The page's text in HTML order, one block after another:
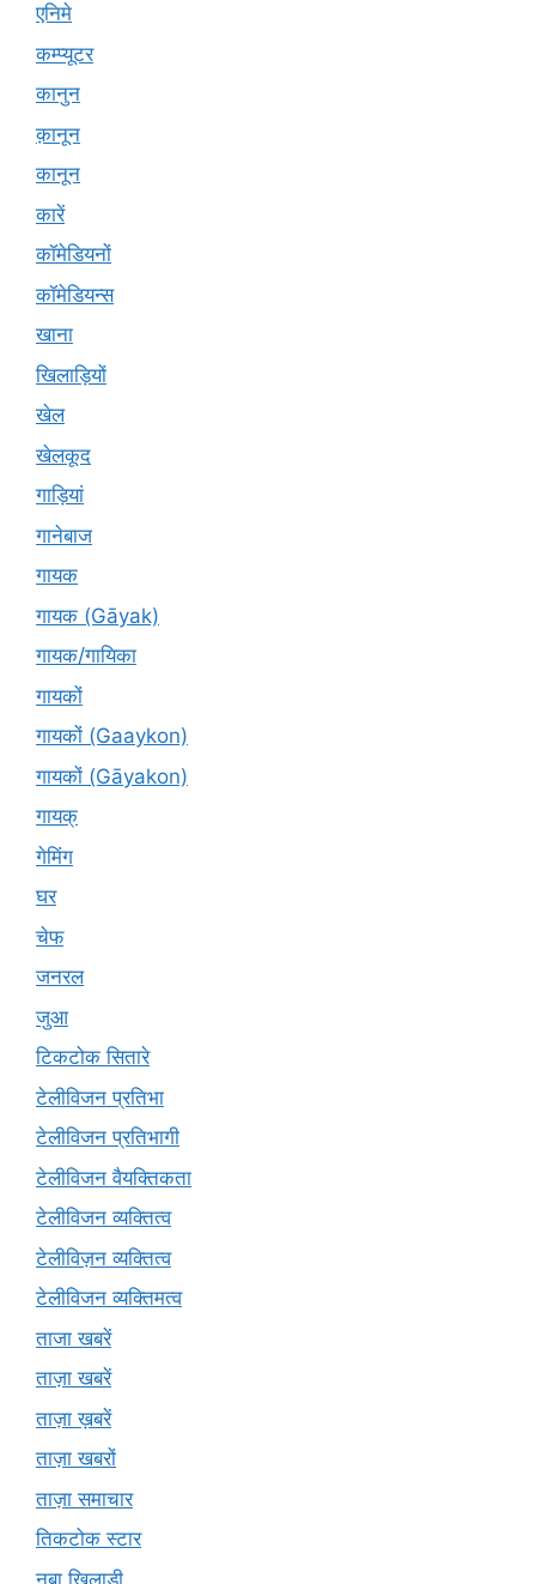
एनिमे
कम्प्यूटर
कानुन
क़ानून
कानून
कारें
कॉमेडियनों
कॉमेडियन्स
खाना
खिलाड़ियों
खेल
खेलकूद
गाड़ियां
गानेबाज
गायक
गायक (Gāyak)
गायक/गायिका
गायकों
गायकों (Gaaykon)
गायकों (Gāyakon)
गायक्
गेमिंग
घर
चेफ
जनरल
जुआ
टिकटोक सितारे
टेलीविजन प्रतिभा
टेलीविजन प्रतिभागी
टेलीविजन वैयक्तिकता
टेलीविजन व्यक्तित्व
टेलीविज़न व्यक्तित्व
टेलीविजन व्यक्तिमत्व
ताजा खबरें
ताज़ा खबरें
ताज़ा ख़बरें
ताज़ा खबरों
ताज़ा समाचार
तिकटोक स्टार
नबा खिलाड़ी